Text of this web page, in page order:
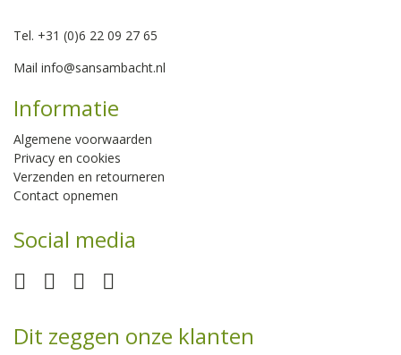
Tel. +31 (0)6 22 09 27 65
Mail info@sansambacht.nl
Informatie
Algemene voorwaarden
Privacy en cookies
Verzenden en retourneren
Contact opnemen
Social media
Dit zeggen onze klanten